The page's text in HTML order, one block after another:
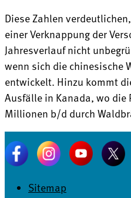
Diese Zahlen
einer Verknappung der
Jahresverlauf nicht
wenn sich die chinesische
entwickelt. Hinzu kommt
Ausfälle in Kanada, wo die
Millionen b/d durch
Sitemap